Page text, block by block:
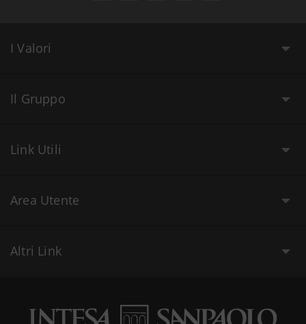
I Valori
Il Gruppo
Link Utili
Area Utente
Altri Link